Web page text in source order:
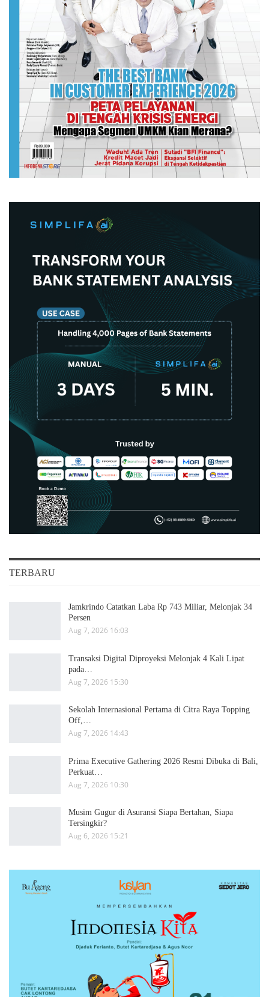
TERBARU
Jamkrindo Catatkan Laba Rp 743 Miliar, Melonjak 34
Persen
Aug 7, 2026 16:03
Transaksi Digital Diproyeksi Melonjak 4 Kali Lipat
pada…
Aug 7, 2026 15:30
Sekolah Internasional Pertama di Citra Raya Topping
Off,…
Aug 7, 2026 14:43
Prima Executive Gathering 2026 Resmi Dibuka di Bali,
Perkuat…
Aug 7, 2026 10:30
Musim Gugur di Asuransi Siapa Bertahan, Siapa
Tersingkir?
Aug 6, 2026 15:21